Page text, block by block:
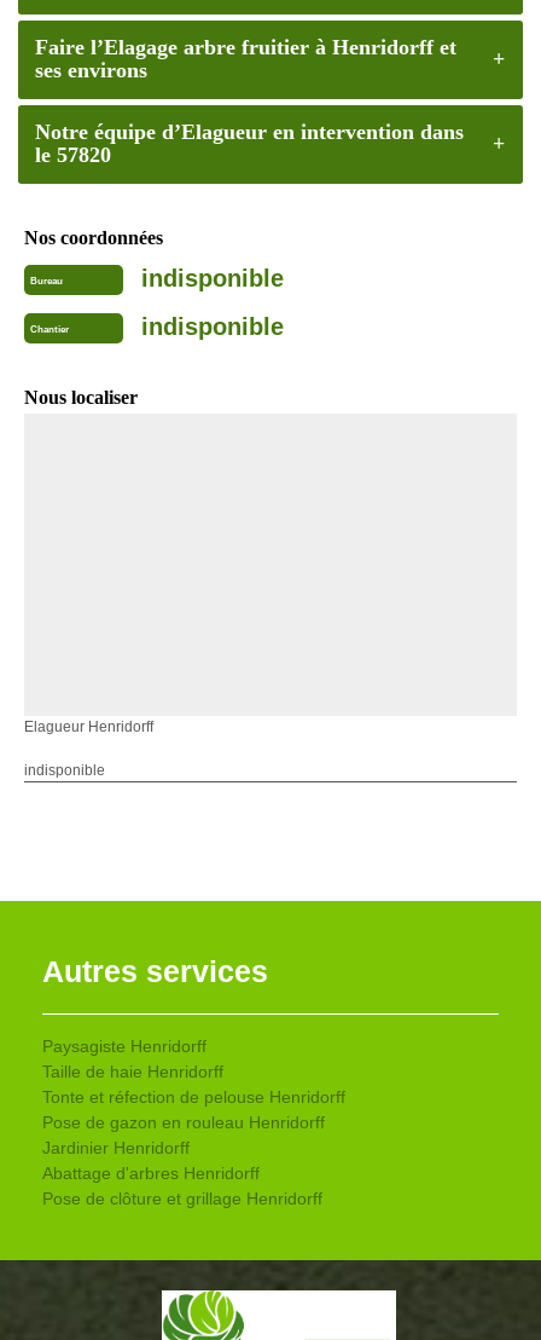
Faire l’Elagage arbre fruitier à Henridorff et
ses environs
Notre équipe d’Elagueur en intervention dans
le 57820
Nos coordonnées
Bureau indisponible
Chantier indisponible
Nous localiser
Elagueur Henridorff
indisponible
Autres services
Paysagiste Henridorff
Taille de haie Henridorff
Tonte et réfection de pelouse Henridorff
Pose de gazon en rouleau Henridorff
Jardinier Henridorff
Abattage d'arbres Henridorff
Pose de clôture et grillage Henridorff